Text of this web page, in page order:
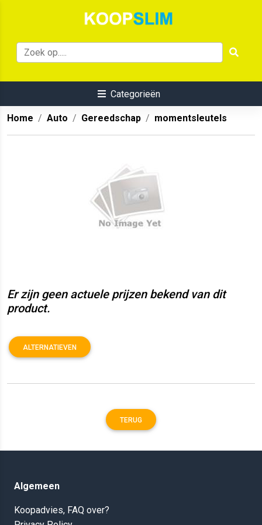
Categorieën
Home Auto Gereedschap momentsleutels
Er zijn geen actuele prijzen bekend van dit
product.
ALTERNATIEVEN
TERUG
Algemeen
Koopadvies, FAQ over?